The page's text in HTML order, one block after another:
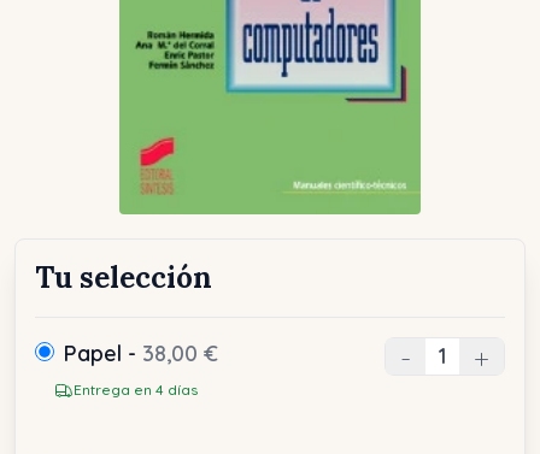
Tu selección
Papel - 38,00 €
Entrega en 4 días
- +